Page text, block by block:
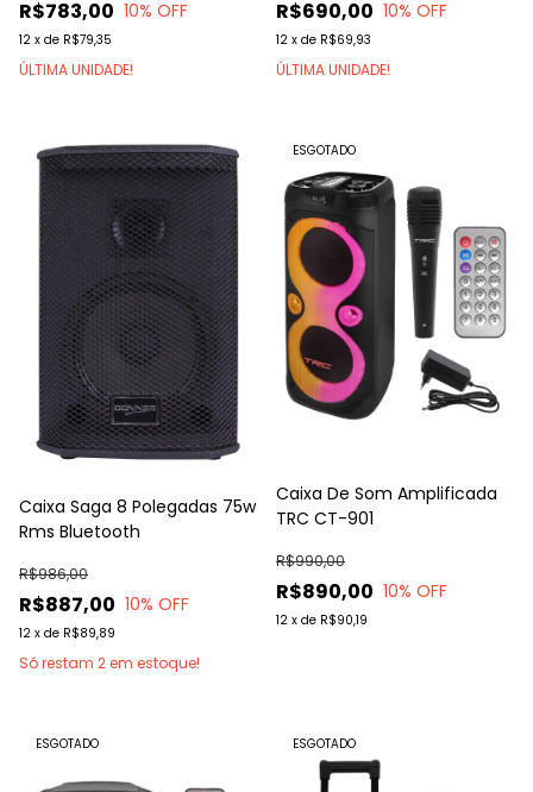
R$783,00 10% OFF
12 x de R$79,35
ÚLTIMA UNIDADE!
R$690,00 10% OFF
12 x de R$69,93
ÚLTIMA UNIDADE!
Caixa Saga 8 Polegadas 75w
Rms Bluetooth
R$887,00
R$986,00
10% OFF
12 x de R$89,89
Só restam 2 em estoque!
ESGOTADO
Caixa De Som Amplificada
TRC CT-901
R$890,00
R$990,00
10% OFF
12 x de R$90,19
ESGOTADO ESGOTADO